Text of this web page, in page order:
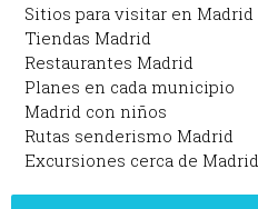
Sitios para visitar en Madrid
Tiendas Madrid
Restaurantes Madrid
Planes en cada municipio
Madrid con niños
Rutas senderismo Madrid
Excursiones cerca de Madrid